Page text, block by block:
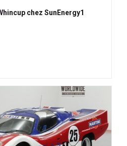
chez SunEnergy1